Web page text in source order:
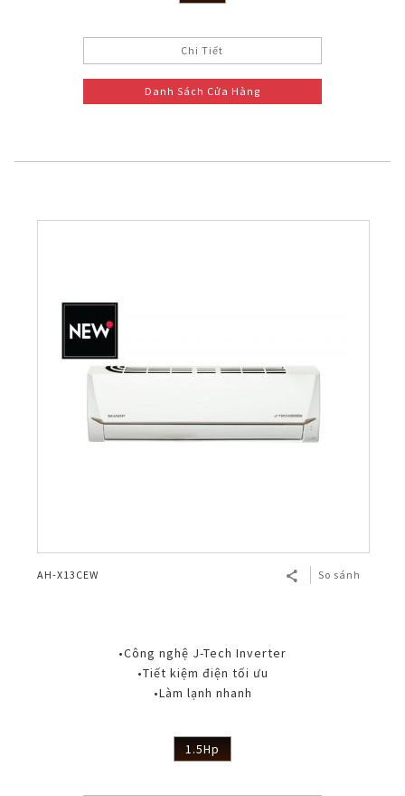
Chi Tiết
Danh Sách Cửa Hàng
AH-X13CEW So sánh
•Công nghệ J-Tech Inverter
•Tiết kiệm điện tối ưu
•Làm lạnh nhanh
1.5Hp